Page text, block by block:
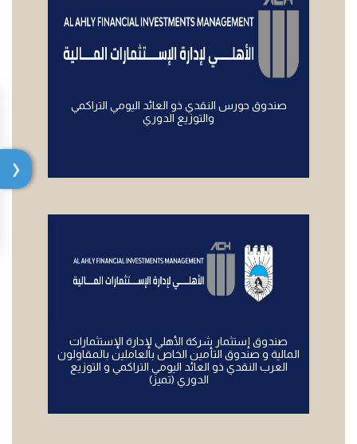
صندوق حورس النقدي ذو العائد اليومي التراكمي
والتوزيع الدوري
صندوق إستثمار شركة الأهلي لإدارة الإستثمارات
المالية و صندوق التأمين الخاص بالعاملين بالمقاولون
العرب النقدي ذو العائد اليومي التراكمي و التوزيع
الدوري (تميز)